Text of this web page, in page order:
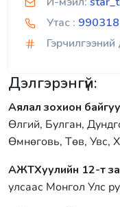
Утас :
Гэрчилгээний
Дэлгэрэнгүй:
Аялал зохион
Өлгий, Булган,
Өмнөговь, Төв, Увс,
АЖТХуулийн 12-т
улсаас Монгол Улс